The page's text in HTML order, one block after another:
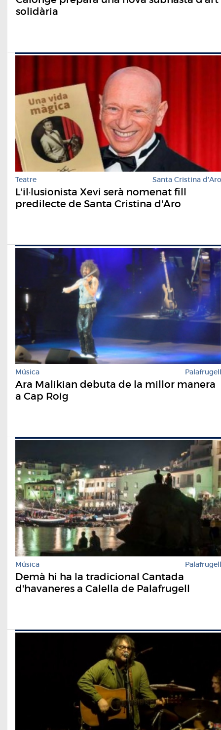
solidària
Teatre Santa Cristina d'Aro
L'il·lusionista Xevi serà nomenat fill
predilecte de Santa Cristina d'Aro
Música Palafrugell
Ara Malikian debuta de la millor manera
a Cap Roig
Música Palafrugell
Demà hi ha la tradicional Cantada
d'havaneres a Calella de Palafrugell